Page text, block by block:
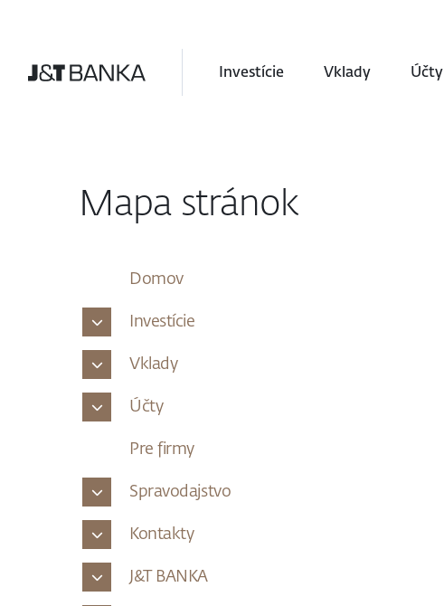
Investície Vklady Účty
Mapa stránok
Domov
Investície
Vklady
Účty
Pre firmy
Spravodajstvo
Kontakty
J&T BANKA